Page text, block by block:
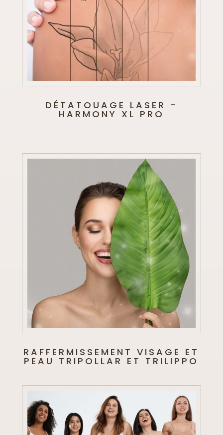
DÉTATOUAGE LASER -
HARMONY XL PRO
RAFFERMISSEMENT VISAGE ET
PEAU TRIPOLLAR ET TRILIPPO